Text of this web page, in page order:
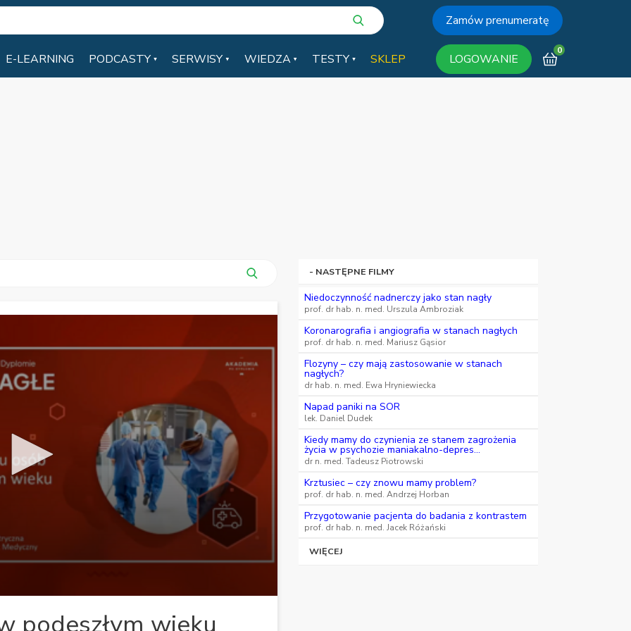
Zamów prenumeratę
E-LEARNING PODCASTY SERWISY WIEDZA TESTY SKLEP LOGOWANIE
0
- NASTĘPNE FILMY
Niedoczynność nadnerczy jako stan nagły
prof. dr hab. n. med. Urszula Ambroziak
Koronarografia i angiografia w stanach nagłych
prof. dr hab. n. med. Mariusz Gąsior
Flozyny – czy mają zastosowanie w stanach
nagłych?
dr hab. n. med. Ewa Hryniewiecka
Napad paniki na SOR
lek. Daniel Dudek
Kiedy mamy do czynienia ze stanem zagrożenia
życia w psychozie maniakalno-depres...
dr n. med. Tadeusz Piotrowski
Krztusiec – czy znowu mamy problem?
prof. dr hab. n. med. Andrzej Horban
Przygotowanie pacjenta do badania z kontrastem
prof. dr hab. n. med. Jacek Różański
WIĘCEJ